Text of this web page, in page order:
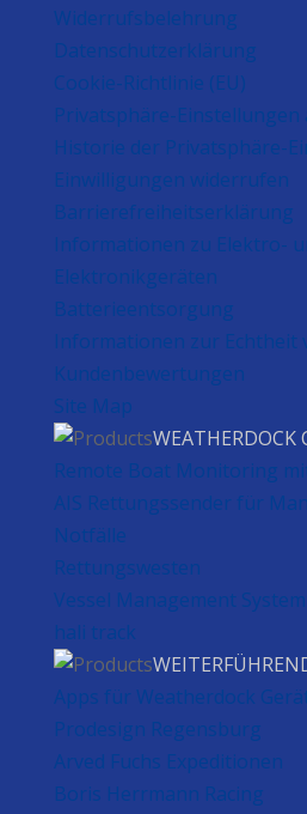
Widerrufsbelehrung
Datenschutzerklärung
Cookie-Richtlinie (EU)
Privatsphäre-Einstellungen
Historie der Privatsphäre-
Einwilligungen widerrufen
Barrierefreiheitserklärung
Informationen zu Elektro-
Elektronikgeräten
Batterieentsorgung
Informationen zur Echtheit
Kundenbewertungen
Site Map
WEATHERDOCK
Remote Boat Monitoring
AIS Rettungssender für
Notfälle
Rettungswesten
Vessel Management System
hali track
Apps für Weatherdock
Prodesign Regensburg
Arved Fuchs Expeditionen
Boris Herrmann Racing